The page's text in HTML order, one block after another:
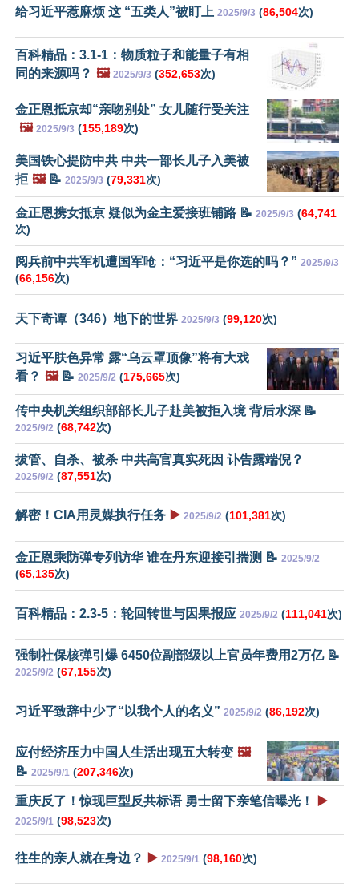
给习近平惹麻烦 这 “五类人”被盯上 2025/9/3 (86,504次)
百科精品：3.1-1：物质粒子和能量子有相
同的来源吗？ 🖼️ 2025/9/3 (352,653次)
金正恩抵京却“亲吻别处” 女儿随行受关注
🖼️ 2025/9/3 (155,189次)
美国铁心提防中共 中共一部长儿子入美被
拒 🖼️📝 2025/9/3 (79,331次)
金正恩携女抵京 疑似为金主爱接班铺路 📝 2025/9/3 (64,741
次)
阅兵前中共军机遭国军呛：“习近平是你选的吗？” 2025/9/3
(66,156次)
天下奇谭（346）地下的世界 2025/9/3 (99,120次)
习近平肤色异常 露“乌云罩顶像”将有大戏
看？ 🖼️📝 2025/9/2 (175,665次)
传中央机关组织部部长儿子赴美被拒入境 背后水深 📝
2025/9/2 (68,742次)
拔管、自杀、被杀 中共高官真实死因 讣告露端倪？
2025/9/2 (87,551次)
解密！CIA用灵媒执行任务 ▶️ 2025/9/2 (101,381次)
金正恩乘防弹专列访华 谁在丹东迎接引揣测 📝 2025/9/2
(65,135次)
百科精品：2.3-5：轮回转世与因果报应 2025/9/2 (111,041次)
强制社保核弹引爆 6450位副部级以上官员年费用2万亿 📝
2025/9/2 (67,155次)
习近平致辞中少了“以我个人的名义” 2025/9/2 (86,192次)
应付经济压力中国人生活出现五大转变 🖼️
📝 2025/9/1 (207,346次)
重庆反了！惊现巨型反共标语 勇士留下亲笔信曝光！ ▶️
2025/9/1 (98,523次)
往生的亲人就在身边？ ▶️ 2025/9/1 (98,160次)